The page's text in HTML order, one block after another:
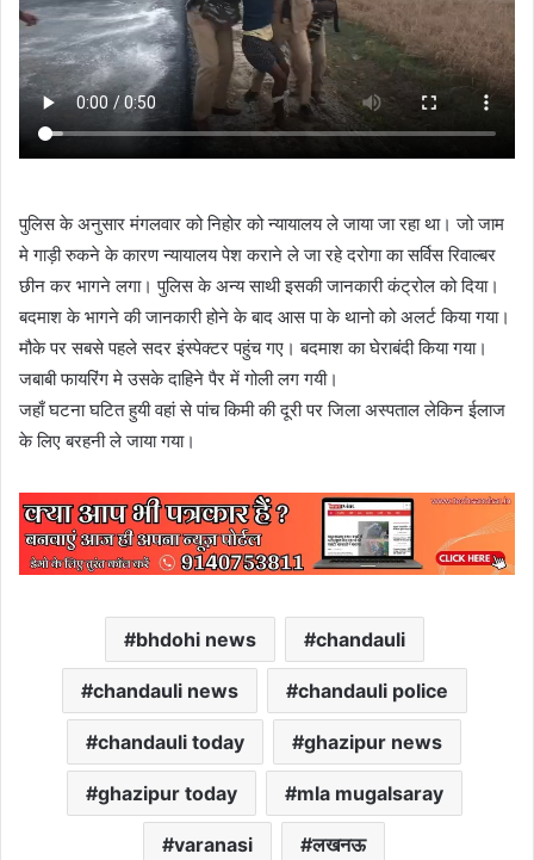
पुलिस के अनुसार मंगलवार को निहोर को न्यायालय ले जाया जा रहा था। जो जाम
मे गाड़ी रुकने के कारण न्यायालय पेश कराने ले जा रहे दरोगा का सर्विस रिवाल्बर
छीन कर भागने लगा। पुलिस के अन्य साथी इसकी जानकारी कंट्रोल को दिया।
बदमाश के भागने की जानकारी होने के बाद आस पा के थानो को अलर्ट किया गया।
मौके पर सबसे पहले सदर इंस्पेक्टर पहुंच गए। बदमाश का घेराबंदी किया गया।
जबाबी फायरिंग मे उसके दाहिने पैर में गोली लग गयी।
जहाँ घटना घटित हुयी वहां से पांच किमी की दूरी पर जिला अस्पताल लेकिन ईलाज
के लिए बरहनी ले जाया गया।
bhdohi news chandauli
chandauli news chandauli police
chandauli today ghazipur news
ghazipur today mla mugalsaray
varanasi लखनऊ